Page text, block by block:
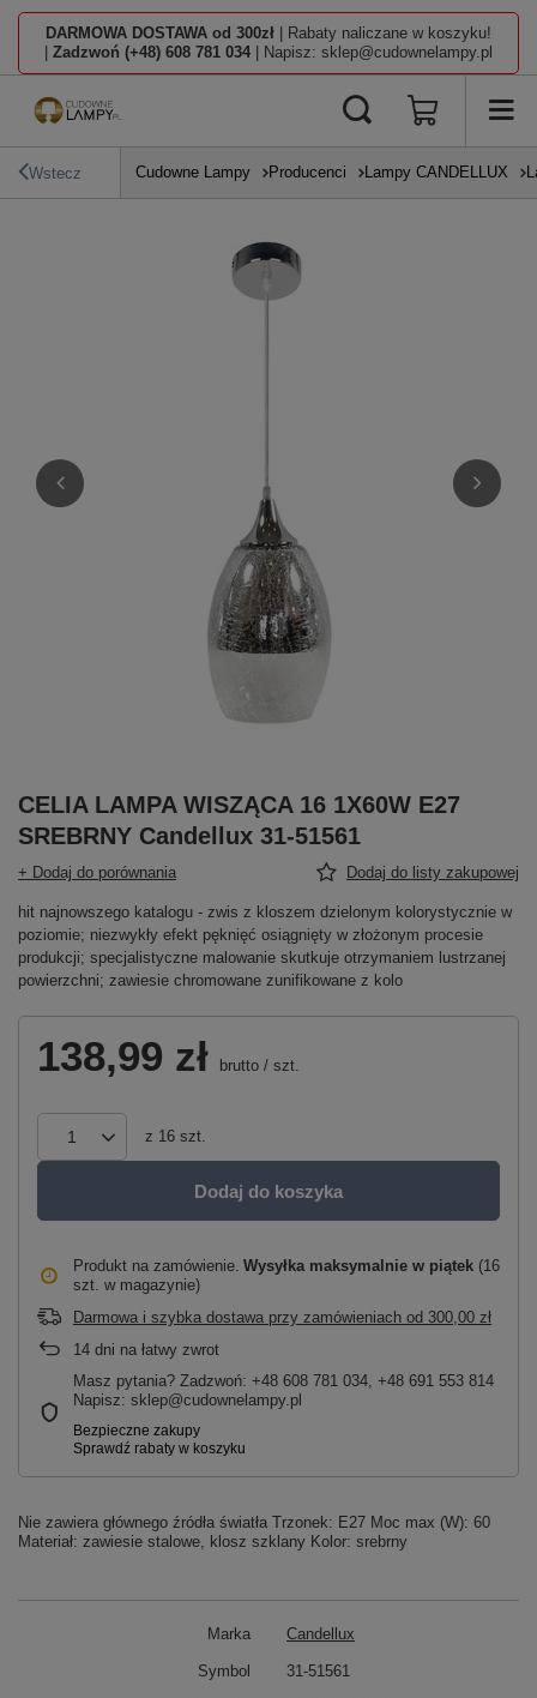
DARMOWA DOSTAWA od 300zł | Rabaty naliczane w koszyku!
Zadzwoń (+48) 608 781 034 | Napisz: sklep@cudownelampy.pl
Wstecz Cudowne Lampy Producenci Lampy CANDELLUX
CELIA LAMPA WISZĄCA 16 1X60W E27
SREBRNY Candellux 31-51561
+ Dodaj do porównania Dodaj do listy zakupowej
hit najnowszego katalogu - zwis z kloszem dzielonym kolorystycznie w
poziomie; niezwykły efekt pęknięć osiągnięty w złożonym procesie
produkcji; specjalistyczne malowanie skutkuje otrzymaniem lustrzanej
powierzchni; zawiesie chromowane zunifikowane z kolo
138,99 zł brutto / szt.
z 16 szt.
Dodaj do koszyka
Produkt na zamówienie Wysyłka maksymalnie w piątek (16
szt. w magazynie)
Darmowa i szybka dostawa przy zamówieniach od 300,00 zł
14 dni na łatwy zwrot
Masz pytania? Zadzwoń: +48 608 781 034, +48 691 553 814
Napisz: sklep@cudownelampy.pl
Nie zawiera głównego źródła światła Trzonek: E27 Moc max (W): 60
Materiał: zawiesie stalowe, klosz szklany Kolor: srebrny
Marka Candellux
Symbol 31-51561